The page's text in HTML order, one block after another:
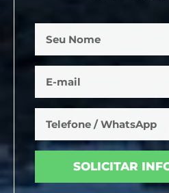
SOLICITAR